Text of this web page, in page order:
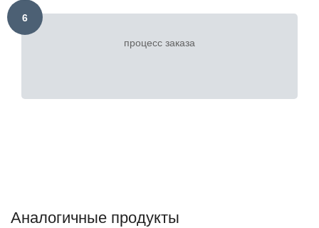
6
процесс заказа
Аналогичные продукты